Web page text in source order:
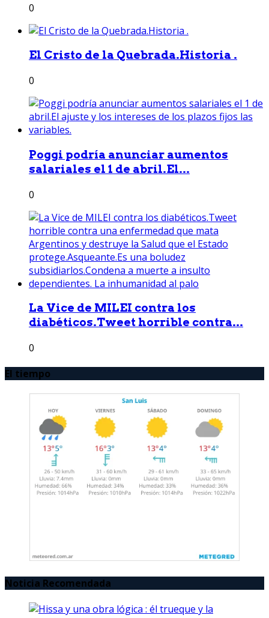
0
El Cristo de la Quebrada.Historia .
0
Poggi podría anunciar aumentos
salariales el 1 de abril.El...
0
La Vice de MILEI contra los
diabéticos.Tweet horrible contra...
0
El tiempo
Noticia Recomendada